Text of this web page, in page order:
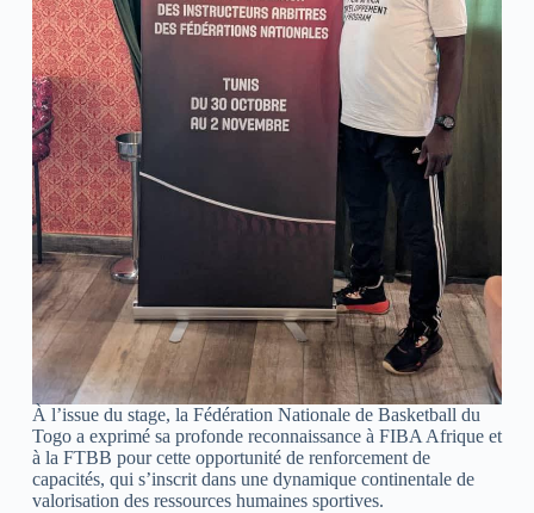
À l’issue du stage, la Fédération Nationale de Basketball du
Togo a exprimé sa profonde reconnaissance à FIBA Afrique et
à la FTBB pour cette opportunité de renforcement de
capacités, qui s’inscrit dans une dynamique continentale de
valorisation des ressources humaines sportives.